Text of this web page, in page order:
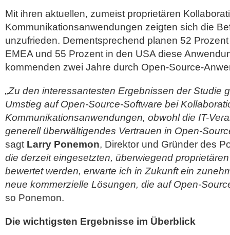
Mit ihren aktuellen, zumeist proprietären
Kommunikationsanwendungen zeigten sich die
unzufrieden. Dementsprechend planen 52
EMEA und 55 Prozent in den USA diese
kommenden zwei Jahre durch Open-Source-
„Zu den interessantesten Ergebnissen der Studie
Umstieg auf Open-Source-Software bei
Kommunikationsanwendungen, obwohl die IT-
generell überwältigendes Vertrauen in Open-
sagt Larry Ponemon, Direktor und Gründer des
die derzeit eingesetzten, überwiegend
bewertet werden, erwarte ich in Zukunft ein
neue kommerzielle Lösungen, die auf Open-
so Ponemon.
Die wichtigsten Ergebnisse im Überblick